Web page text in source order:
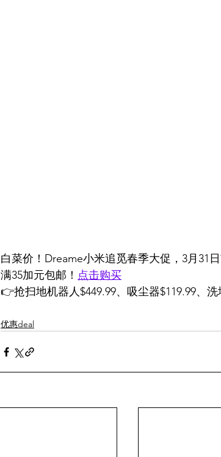
白菜价！Dreame小米追觅春季大促，3月31
满35加元包邮！ 点击购买
👉抢扫地机器人$449.99、吸尘器$119.99、洗
优惠deal